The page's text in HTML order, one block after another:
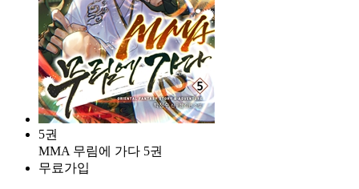
5권
MMA 무림에 가다 5권
무료가입